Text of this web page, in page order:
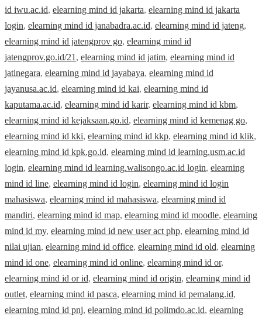
id iwu.ac.id, elearning mind id jakarta, elearning mind id jakarta
login, elearning mind id janabadra.ac.id, elearning mind id jateng,
elearning mind id jatengprov go, elearning mind id
jatengprov.go.id/21, elearning mind id jatim, elearning mind id
jatinegara, elearning mind id jayabaya, elearning mind id
jayanusa.ac.id, elearning mind id kai, elearning mind id
kaputama.ac.id, elearning mind id karir, elearning mind id kbm,
elearning mind id kejaksaan.go.id, elearning mind id kemenag go,
elearning mind id kki, elearning mind id kkp, elearning mind id klik,
elearning mind id kpk.go.id, elearning mind id learning.usm.ac.id
login, elearning mind id learning.walisongo.ac.id login, elearning
mind id line, elearning mind id login, elearning mind id login
mahasiswa, elearning mind id mahasiswa, elearning mind id
mandiri, elearning mind id map, elearning mind id moodle, elearning
mind id my, elearning mind id new user act php, elearning mind id
nilai ujian, elearning mind id office, elearning mind id old, elearning
mind id one, elearning mind id online, elearning mind id or,
elearning mind id or id, elearning mind id origin, elearning mind id
outlet, elearning mind id pasca, elearning mind id pemalang.id,
elearning mind id pnj, elearning mind id polimdo.ac.id, elearning